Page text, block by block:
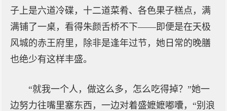
子上是六道冷碟，十二道菜肴、各色果子糕点，满
满铺了一桌，看得朱颜舌桥不下——即便是在天极
风城的赤王府里，除非是逢年过节，她日常的晚膳
也绝少有这样丰盛。
“就我一个人，做这么多，怎么吃得掉？”她一
边努力往嘴里塞东西，一边对着盛嬷嬷嘟囔，“别浪